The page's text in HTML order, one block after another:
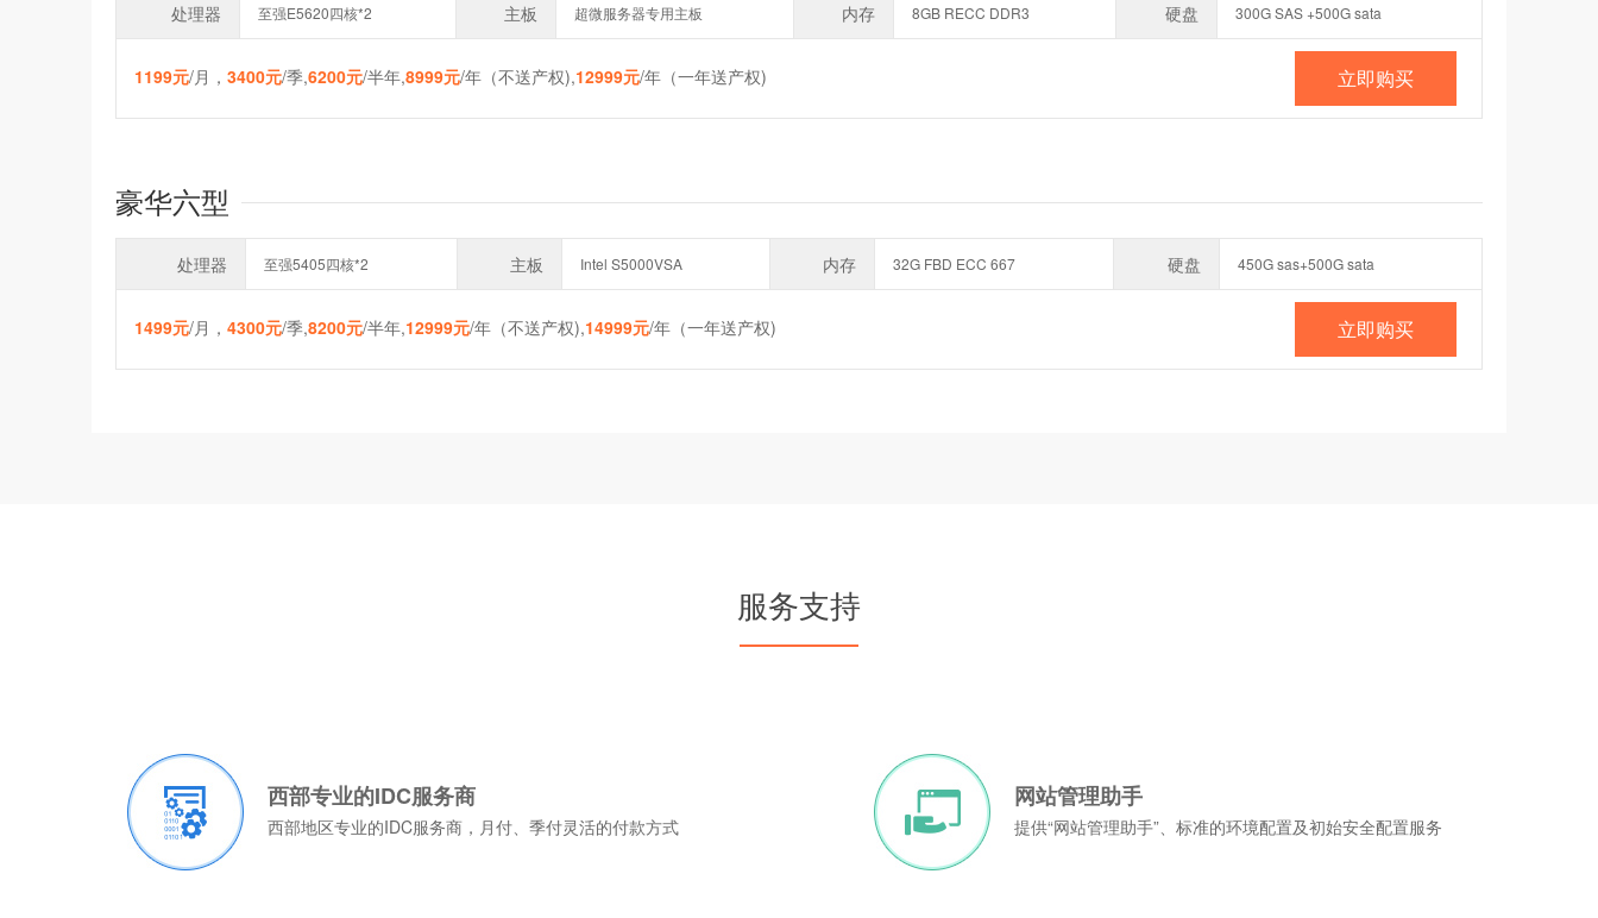
处理器 至强E5620四核*2 主板 超微服务器专用主板 内存 8GB RECC DDR3 硬盘 300G SAS +500G sata
1199元/月， 3400元/季,6200元/半年,8999元/年（不送产权),12999元/年（一年送产权) 立即购买
豪华六型
处理器 至强5405四核*2 主板 Intel S5000VSA 内存 32G FBD ECC 667 硬盘 450G sas+500G sata
1499元/月， 4300元/季,8200元/半年,12999元/年（不送产权),14999元/年（一年送产权) 立即购买
服务支持
西部专业的IDC服务商
西部地区专业的IDC服务商，月付、季付灵活的付款方式
网站管理助手
提供“网站管理助手”、标准的环境配置及初始安全配置服务